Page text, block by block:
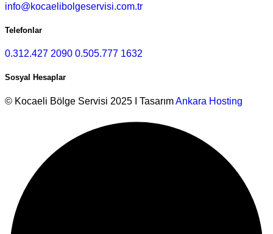
info@kocaelibolgeservisi.com.tr
Telefonlar
0.312.427 2090 0.505.777 1632
Sosyal Hesaplar
© Kocaeli Bölge Servisi 2025 I TasarımAnkara Hosting